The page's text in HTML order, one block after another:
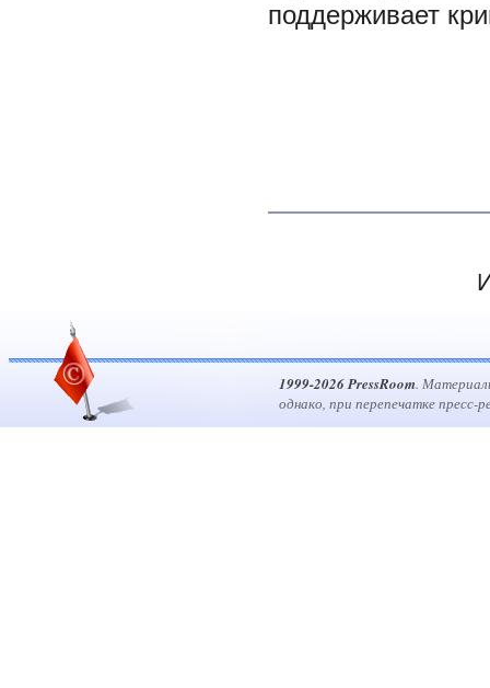
поддерживает
1999-2026 PressRoom.
однако, при перепечатке пресс-